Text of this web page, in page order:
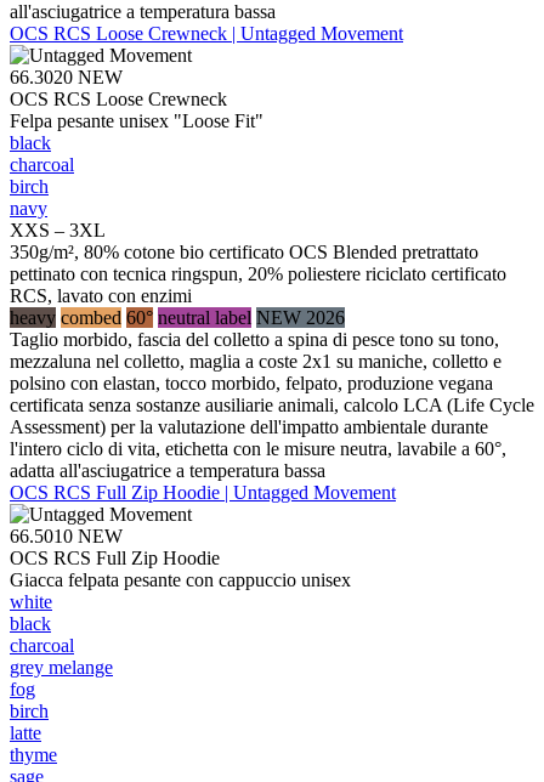
all'asciugatrice a temperatura bassa
OCS RCS Loose Crewneck | Untagged Movement
66.3020 NEW
OCS RCS Loose Crewneck
Felpa pesante unisex "Loose Fit"
black
charcoal
birch
navy
XXS – 3XL
350g/m², 80% cotone bio certificato OCS Blended pretrattato
pettinato con tecnica ringspun, 20% poliestere riciclato certificato
RCS, lavato con enzimi
heavy combed 60° neutral label NEW 2026
Taglio morbido, fascia del colletto a spina di pesce tono su tono,
mezzaluna nel colletto, maglia a coste 2x1 su maniche, colletto e
polsino con elastan, tocco morbido, felpato, produzione vegana
certificata senza sostanze ausiliarie animali, calcolo LCA (Life Cycle
Assessment) per la valutazione dell'impatto ambientale durante
l'intero ciclo di vita, etichetta con le misure neutra, lavabile a 60°,
adatta all'asciugatrice a temperatura bassa
OCS RCS Full Zip Hoodie | Untagged Movement
66.5010 NEW
OCS RCS Full Zip Hoodie
Giacca felpata pesante con cappuccio unisex
white
black
charcoal
grey melange
fog
birch
latte
thyme
sage